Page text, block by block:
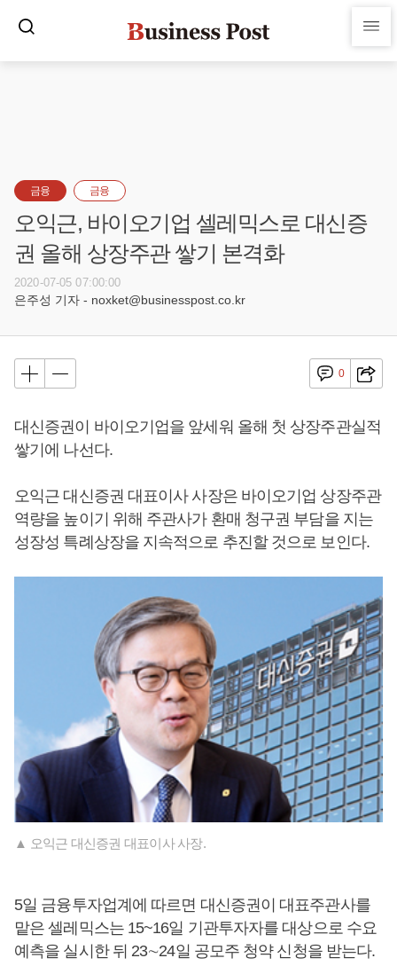
금융 금융
오익근, 바이오기업 셀레믹스로 대신증
권 올해 상장주관 쌓기 본격화
2020-07-05 07:00:00
은주성 기자 - noxket@businesspost.co.kr
0
대신증권이 바이오기업을 앞세워 올해 첫 상장주관실적
쌓기에 나선다.
오익근 대신증권 대표이사 사장은 바이오기업 상장주관
역량을 높이기 위해 주관사가 환매 청구권 부담을 지는
성장성 특례상장을 지속적으로 추진할 것으로 보인다.
▲ 오익근 대신증권 대표이사 사장.
5일 금융투자업계에 따르면 대신증권이 대표주관사를
맡은 셀레믹스는 15~16일 기관투자자를 대상으로 수요
예측을 실시한 뒤 23∼24일 공모주 청약 신청을 받는다.